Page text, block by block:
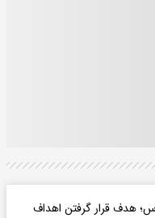
هدف قرار گرفتن اهداف